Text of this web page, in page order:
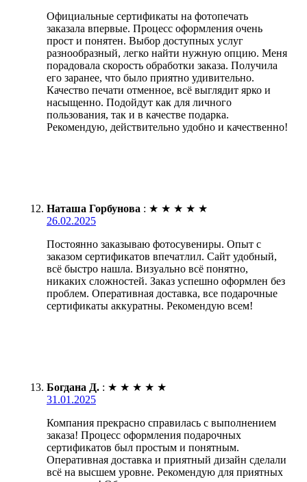
Официальные сертификаты на фотопечать
заказала впервые. Процесс оформления очень
прост и понятен. Выбор доступных услуг
разнообразный, легко найти нужную опцию. Меня
порадовала скорость обработки заказа. Получила
его заранее, что было приятно удивительно.
Качество печати отменное, всё выглядит ярко и
насыщенно. Подойдут как для личного
пользования, так и в качестве подарка.
Рекомендую, действительно удобно и качественно!
Наташа Горбунова : ★ ★ ★ ★ ★
26.02.2025
Постоянно заказываю фотосувениры. Опыт с
заказом сертификатов впечатлил. Сайт удобный,
всё быстро нашла. Визуально всё понятно,
никаких сложностей. Заказ успешно оформлен без
проблем. Оперативная доставка, все подарочные
сертификаты аккуратны. Рекомендую всем!
Богдана Д. : ★ ★ ★ ★ ★
31.01.2025
Компания прекрасно справилась с выполнением
заказа! Процесс оформления подарочных
сертификатов был простым и понятным.
Оперативная доставка и приятный дизайн сделали
всё на высшем уровне. Рекомендую для приятных